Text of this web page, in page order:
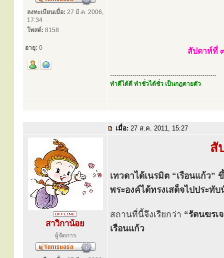
ลงทะเบียนเมื่อ: 27 มี.ค. 2006,
17:34
โพสต์: 8158
อายุ: 0 สัปดาห์ที่
.....................................................
ทำดีได้ดี ทำชั่วได้ชั่ว เป็นกฎตายตัว
เมื่อ: 27 ส.ค. 2011, 15:27
สาวิกาน้อย
ผู้จัดการ
สั
เทวดาได้เนรมิต “เรือนแก้ว
พระองค์ได้ทรงเสด็จไปประทั
สถานที่นี้จึงเรียกว่า “รัตนฆรเ
เรือนแก้ว